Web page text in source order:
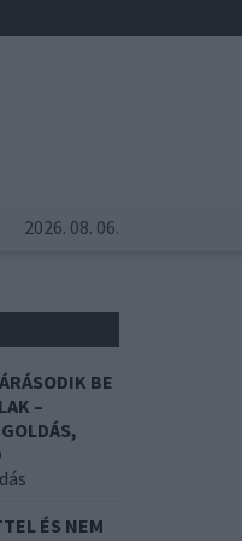
2026. 08. 06.
BE
–
ÉS NEM